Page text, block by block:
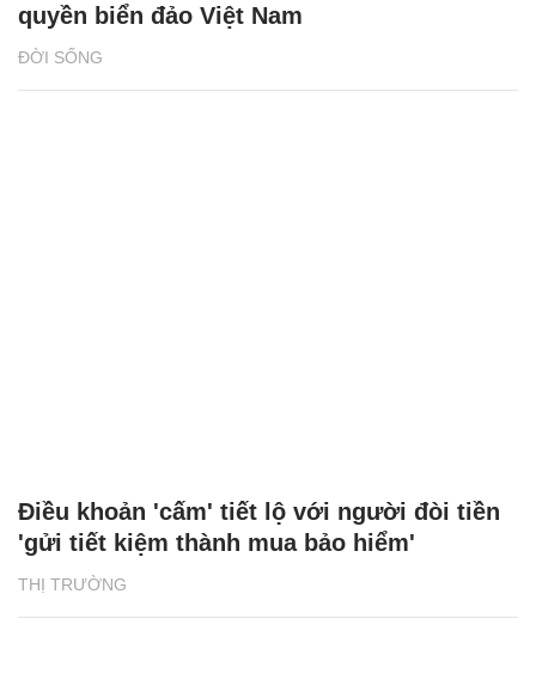
ĐỜI SỐNG
quyền biển đảo Việt Nam
THỊ TRƯỜNG
Điều khoản 'cấm' tiết lộ với người đòi tiền
'gửi tiết kiệm thành mua bảo hiểm'